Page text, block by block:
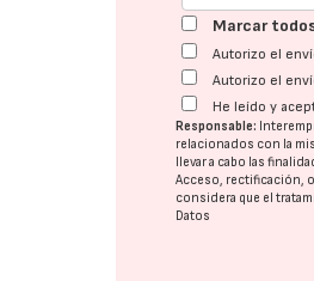
Marcar
Autorizo el
Autorizo el
He leído y
Responsable:
relacionados con la
llevar a cabo las
Acceso, rectificación,
considera que el
Datos